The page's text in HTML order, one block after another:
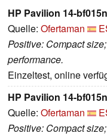
HP Pavilion 14-
Quelle: Ofertaman
Positive: Compact
performance.
Einzeltest, online
HP Pavilion 14-
Quelle: Ofertaman
Positive: Compact